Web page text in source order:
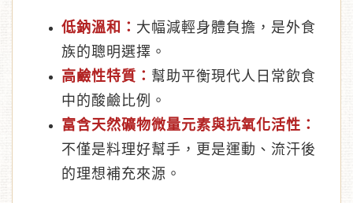
低鈉溫和： 大幅減輕身體負擔，是外食
族的聰明選擇。
高鹼性特質： 幫助平衡現代人日常飲食
中的酸鹼比例。
富含天然礦物微量元素與抗氧化活性：
不僅是料理好幫手，更是運動、流汗後
的理想補充來源。